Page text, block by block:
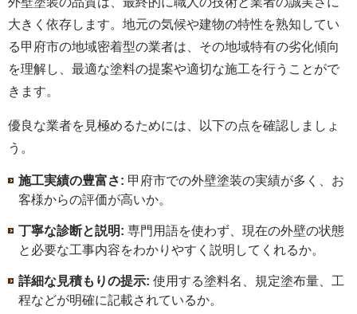
大きく依存します。地元の気候や建物の特性を熟知してい
る甲府市の地域密着型の業者は、その地域特有の劣化傾向
を理解し、最適な塗料の提案や適切な施工を行うことがで
きます。
優良な業者を見極めるためには、以下の点を確認しましょ
う。
施工実績の豊富さ: 甲府市での外壁塗装の実績が多く、お
客様からの評価が高いか。
丁寧な診断と説明: 専門用語を使わず、現在の外壁の状態
と必要な工事内容をわかりやすく説明してくれるか。
詳細な見積もりの提示: 使用する塗料名、規定塗布量、工
程などが明確に記載されているか。